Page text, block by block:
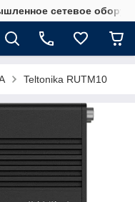
сетевое
Teltonika RUTM10